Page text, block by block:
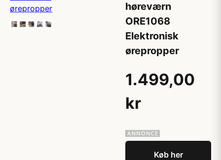
høreværn
ORE1068
Elektronisk
ørepropper
1.499,00
kr
Køb her